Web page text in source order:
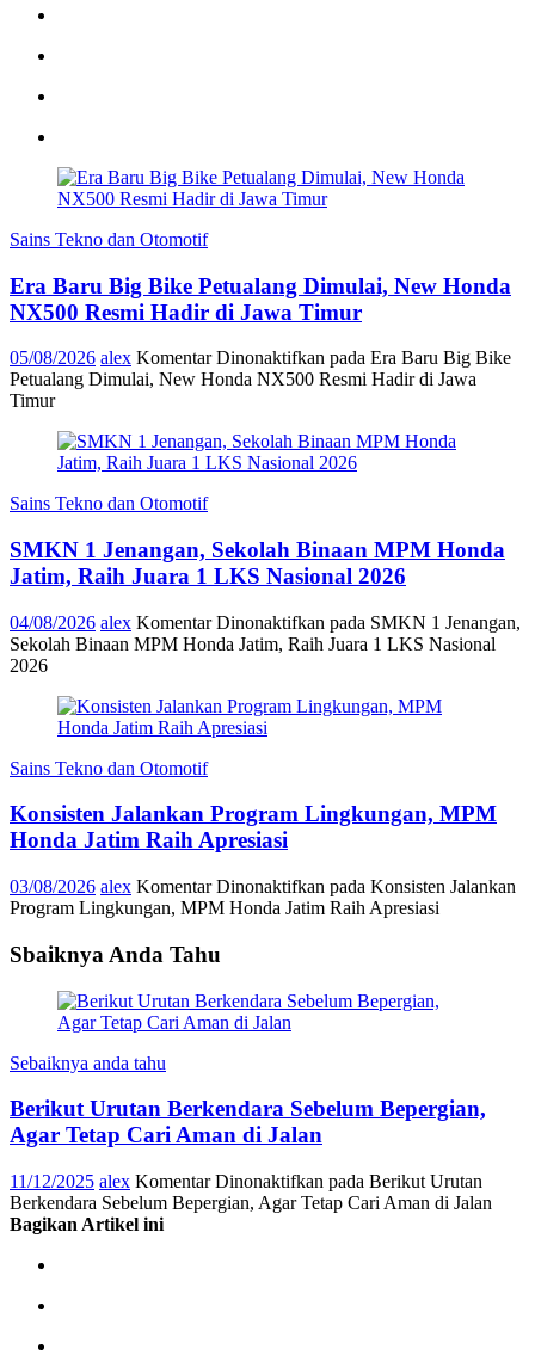
Sains Tekno dan Otomotif
Era Baru Big Bike Petualang Dimulai, New Honda
NX500 Resmi Hadir di Jawa Timur
05/08/2026 alex Komentar Dinonaktifkan pada Era Baru Big Bike
Petualang Dimulai, New Honda NX500 Resmi Hadir di Jawa
Timur
Sains Tekno dan Otomotif
SMKN 1 Jenangan, Sekolah Binaan MPM Honda
Jatim, Raih Juara 1 LKS Nasional 2026
04/08/2026 alex Komentar Dinonaktifkan pada SMKN 1 Jenangan,
Sekolah Binaan MPM Honda Jatim, Raih Juara 1 LKS Nasional
2026
Sains Tekno dan Otomotif
Konsisten Jalankan Program Lingkungan, MPM
Honda Jatim Raih Apresiasi
03/08/2026 alex Komentar Dinonaktifkan pada Konsisten Jalankan
Program Lingkungan, MPM Honda Jatim Raih Apresiasi
Sbaiknya Anda Tahu
Sebaiknya anda tahu
Berikut Urutan Berkendara Sebelum Bepergian,
Agar Tetap Cari Aman di Jalan
11/12/2025 alex Komentar Dinonaktifkan pada Berikut Urutan
Berkendara Sebelum Bepergian, Agar Tetap Cari Aman di Jalan
Bagikan Artikel ini